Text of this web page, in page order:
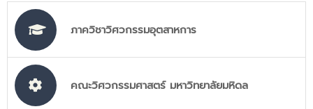
ภาควิชาวิศวกรรมอุตสาหการ
คณะวิศวกรรมศาสตร์ มหาวิทยาลัยมหิดล